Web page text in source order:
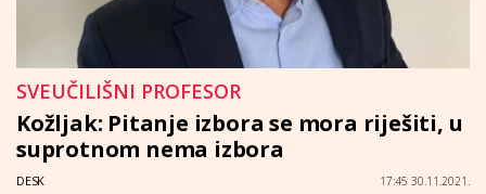
SVEUČILIŠNI PROFESOR
Kožljak: Pitanje izbora se mora riješiti, u
suprotnom nema izbora
DESK 17:45 30.11.2021.